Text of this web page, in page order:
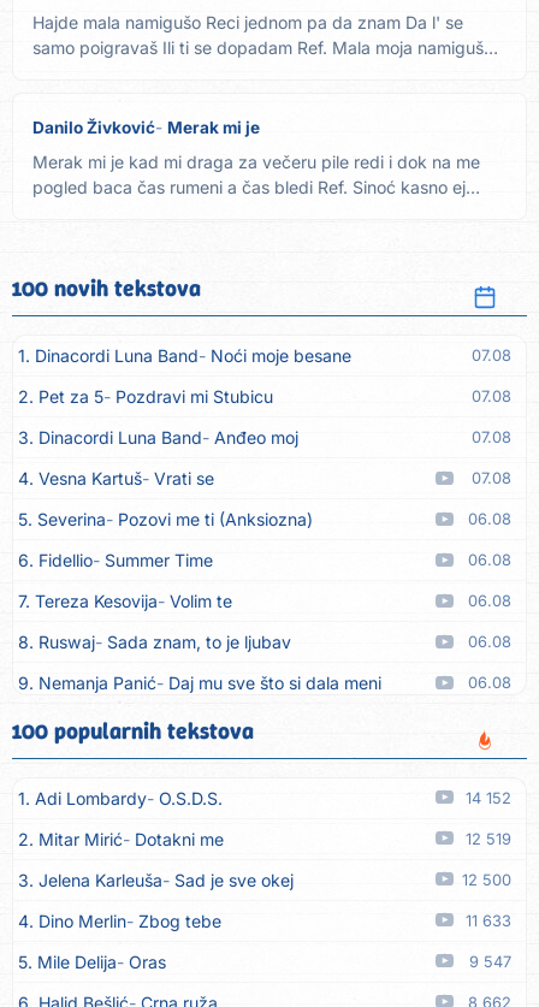
Hajde mala namigušo Reci jednom pa da znam Da l' se
samo poigravaš Ili ti se dopadam Ref. Mala moja namigušo
Danilo Živković Merak mi je
Merak mi je kad mi draga za večeru pile redi i dok na me
pogled baca čas rumeni a čas bledi Ref. Sinoć kasno ej
100 novih tekstova
1. Dinacordi Luna Band Noći moje besane 07.08
2. Pet za 5 Pozdravi mi Stubicu 07.08
3. Dinacordi Luna Band Anđeo moj 07.08
4. Vesna Kartuš Vrati se 07.08
5. Severina Pozovi me ti (Anksiozna) 06.08
6. Fidellio Summer Time 06.08
7. Tereza Kesovija Volim te 06.08
8. Ruswaj Sada znam, to je ljubav 06.08
9. Nemanja Panić Daj mu sve što si dala meni 06.08
10. Gustafi Imala je oči pospane
11. Marko Nedug Pjesma za tebe 06.08
12. Bruno Krajcar Pozitiva 06.08
13. Bruno Krajcar Za nas 06.08
14. Tereza Kesovija Da li ću moći 06.08
15. Lidija Bačić Neka se vino toči (Nazdravlje) 06.08
16. Karin Kuljanić Nisi zavridel 06.08
100 popularnih tekstova
1. Adi Lombardy O.S.D.S. 14 152
2. Mitar Mirić Dotakni me 12 519
3. Jelena Karleuša Sad je sve okej 12 500
4. Dino Merlin Zbog tebe 11 633
5. Mile Delija Oras 9 547
6. Halid Bešlić Crna ruža 8 662